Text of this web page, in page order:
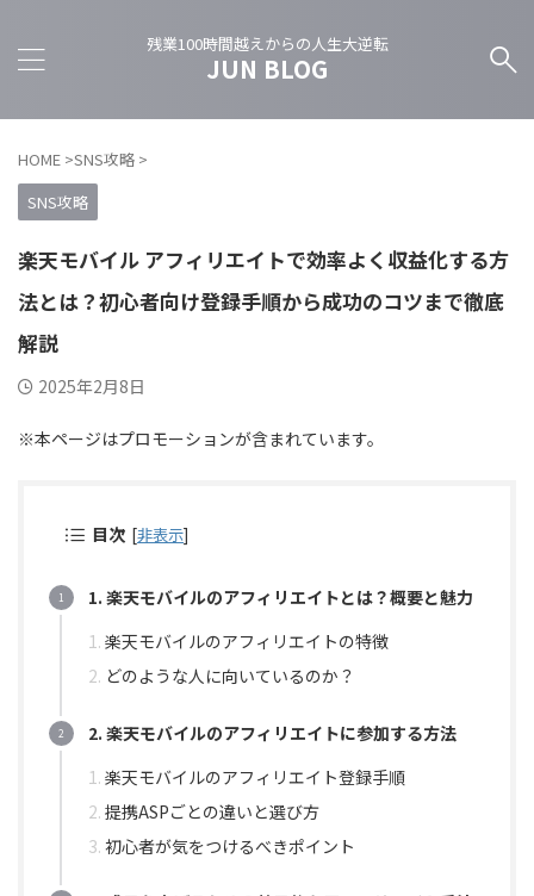
残業100時間越えからの人生大逆転
JUN BLOG
HOME >SNS攻略 >
SNS攻略
楽天モバイル アフィリエイトで効率よく収益化する方
法とは？初心者向け登録手順から成功のコツまで徹底
解説
2025年2月8日
※本ページはプロモーションが含まれています。
目次 [非表示]
1. 楽天モバイルのアフィリエイトとは？概要と魅力
楽天モバイルのアフィリエイトの特徴
どのような人に向いているのか？
2. 楽天モバイルのアフィリエイトに参加する方法
楽天モバイルのアフィリエイト登録手順
提携ASPごとの違いと選び方
初心者が気をつけるべきポイント